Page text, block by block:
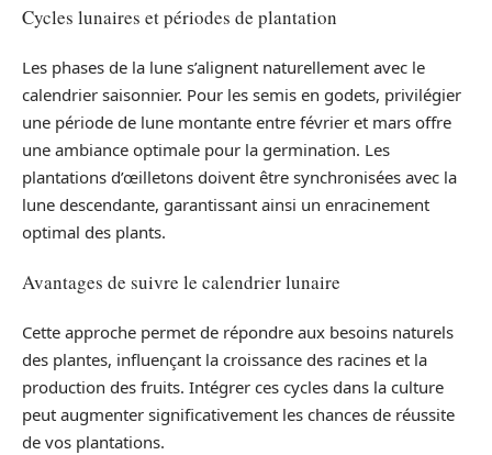
Cycles lunaires et périodes de plantation
Les phases de la lune s’alignent naturellement avec le
calendrier saisonnier. Pour les semis en godets, privilégier
une période de lune montante entre février et mars offre
une ambiance optimale pour la germination. Les
plantations d’œilletons doivent être synchronisées avec la
lune descendante, garantissant ainsi un enracinement
optimal des plants.
Avantages de suivre le calendrier lunaire
Cette approche permet de répondre aux besoins naturels
des plantes, influençant la croissance des racines et la
production des fruits. Intégrer ces cycles dans la culture
peut augmenter significativement les chances de réussite
de vos plantations.